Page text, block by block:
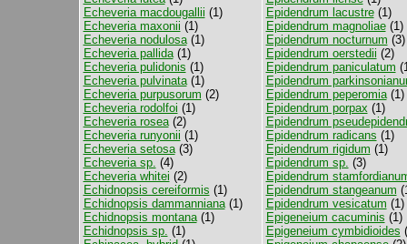
Echeveria macdougallii (1)
Echeveria maxonii (1)
Echeveria nodulosa(1)
Echeveria pallida(1)
Echeveria pulidonis (1)
Echeveria pulvinata(1)
Echeveria purpusorum (2)
Echeveria rodolfoi (1)
Echeveria rosea(2)
Echeveria runyonii (1)
Echeveria setosa(3)
Echeveria sp. (4)
Echeveria whitei (2)
Echidnopsis cereiformis (1)
Echidnopsis dammanniana(1)
Echidnopsis montana(1)
Echidnopsis sp. (1)
Epidendrum lacustre(1)
Epidendrum magnoliae(1)
Epidendrum nocturnum (3)
Epidendrum oerstedii (2)
Epidendrum paniculatum
Epidendrum
Epidendrum peperomia(1)
Epidendrum porpax (1)
Epidendrum
Epidendrum radicans (1)
Epidendrum rigidum (1)
Epidendrum sp. (3)
Epidendrum
Epidendrum stangeanum
Epidendrum vesicatum (1)
Epigeneium cacuminis (1)
Epigeneium cymbidioides